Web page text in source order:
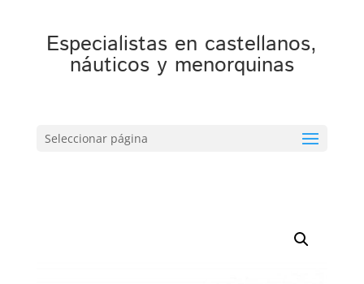
Especialistas en castellanos,
náuticos y menorquinas
Seleccionar página